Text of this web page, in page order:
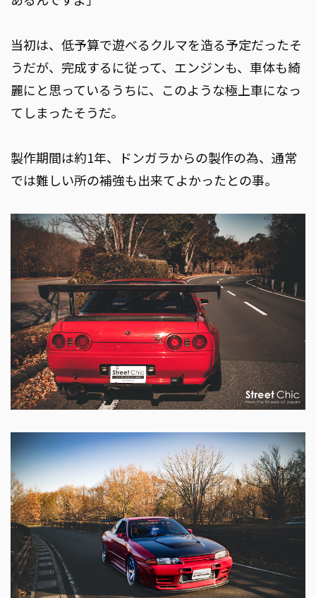
当初は、低予算で遊べるクルマを造る予定だったそ
うだが、完成するに従って、エンジンも、車体も綺
麗にと思っているうちに、このような極上車になっ
てしまったそうだ。
製作期間は約1年、ドンガラからの製作の為、通常
では難しい所の補強も出来てよかったとの事。